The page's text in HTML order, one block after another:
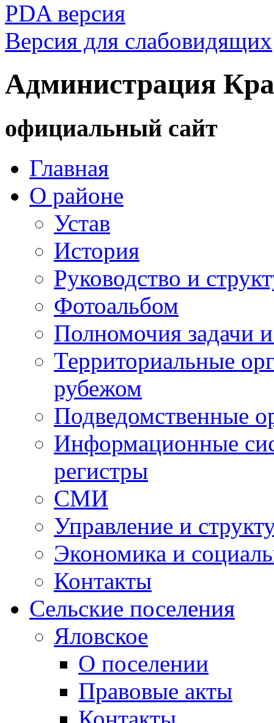
PDA версия
Версия для слабовидящих
Администрация
официальный сайт
Главная
О районе
Устав
История
Руководство и
Фотоальбом
Полномочия задачи
Территориальные
рубежом
Подведомственные
Информационные
регистры
СМИ
Управление и
Экономика и
Контакты
Сельские поселения
Яловское
О поселении
Правовые акты